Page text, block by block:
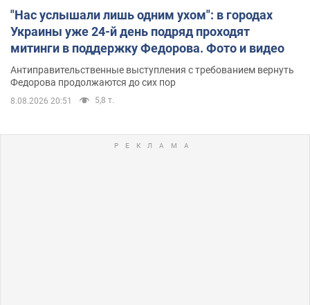
"Нас услышали лишь одним ухом": в городах
Украины уже 24-й день подряд проходят
митинги в поддержку Федорова. Фото и видео
Антиправительственные выступления с требованием вернуть
Федорова продолжаются до сих пор
8.08.2026 20:51 5,8 т.